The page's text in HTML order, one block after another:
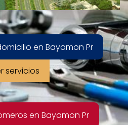
en Bayamon Pr
servicios
en Bayamon Pr